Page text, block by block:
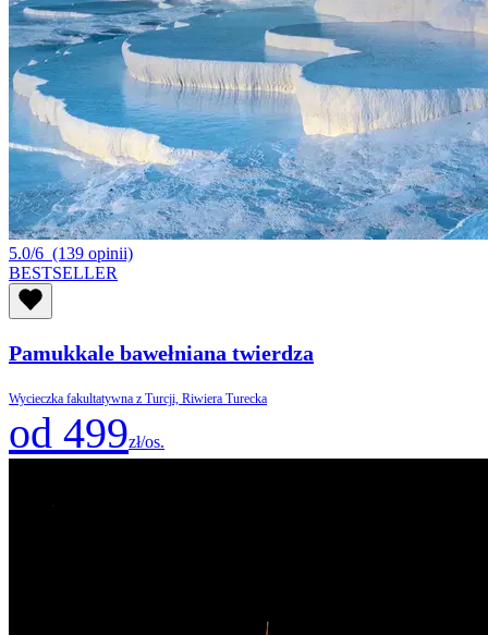
5.0/6 (139 opinii)
BESTSELLER
Pamukkale bawełniana twierdza
Wycieczka fakultatywna z Turcji, Riwiera Turecka
od 499zł/os.